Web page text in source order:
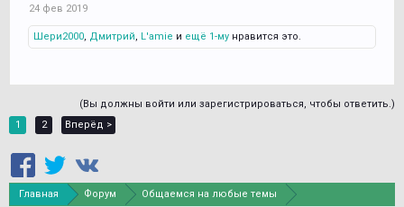
24 фев 2019
Шери2000, Дмитрий, L'amie и ещё 1-му нравится это.
(Вы должны войти или зарегистрироваться, чтобы ответить.)
1
2 Вперёд >
Главная Форум
Общаемся на любые темы